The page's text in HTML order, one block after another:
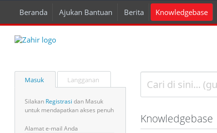
Beranda Ajukan Bantuan Berita Knowledgebase
Masuk Langganan
Silakan Registrasi dan Masuk
untuk mendapatkan akses penuh
Alamat e-mail Anda
Knowledgebase